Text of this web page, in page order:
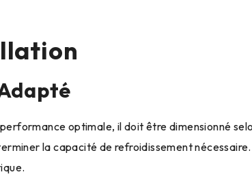
optimale, il doit être dimensionné
la capacité de refroidissement